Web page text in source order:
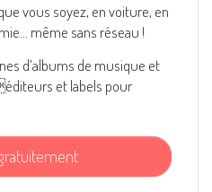
vous soyez, en voiture, en
même sans réseau !
d’albums de musique et
et labels pour